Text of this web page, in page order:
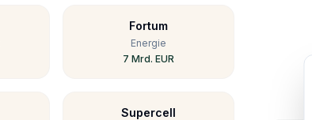
Fortum
Energie
7 Mrd. EUR
Supercell